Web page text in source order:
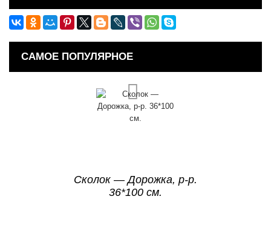
САМОЕ ПОПУЛЯРНОЕ
Сколок — Дорожка, р-р.
36*100 см.